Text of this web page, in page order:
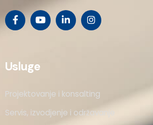
Usluge
Projektovanje i konsalting
Servis, izvodjenje i održavanje